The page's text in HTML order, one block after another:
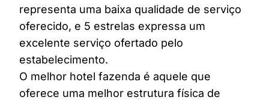
representa uma baixa qualidade de serviço
oferecido, e 5 estrelas expressa um
excelente serviço ofertado pelo
estabelecimento.
O melhor hotel fazenda é aquele que
oferece uma melhor estrutura física de